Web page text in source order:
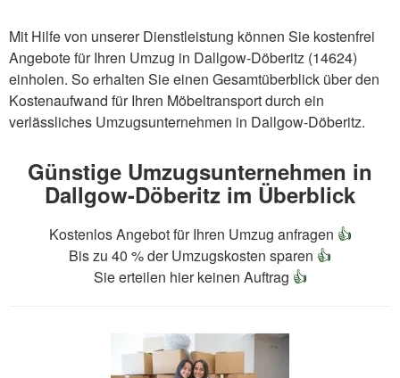
Mit Hilfe von unserer Dienstleistung können Sie kostenfrei
Angebote für Ihren Umzug in Dallgow-Döberitz (14624)
einholen. So erhalten Sie einen Gesamtüberblick über den
Kostenaufwand für Ihren Möbeltransport durch ein
verlässliches Umzugsunternehmen in Dallgow-Döberitz.
Günstige Umzugsunternehmen in
Dallgow-Döberitz im Überblick
Kostenlos Angebot für Ihren Umzug anfragen 👍
Bis zu 40 % der Umzugskosten sparen 👍
Sie erteilen hier keinen Auftrag 👍